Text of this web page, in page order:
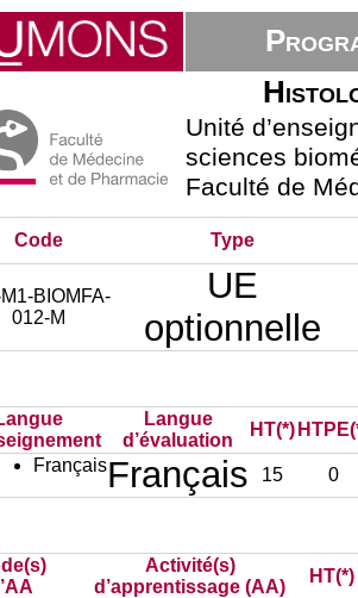
Unité
sciences
Faculté de
Code Type
BIOMFA-
012-M
UE
optionnelle
Langue
d’évaluation
HT(*)
FrançaisFrançais 15 0
Activité(s)
d’apprentissage (AA)
HT(*)